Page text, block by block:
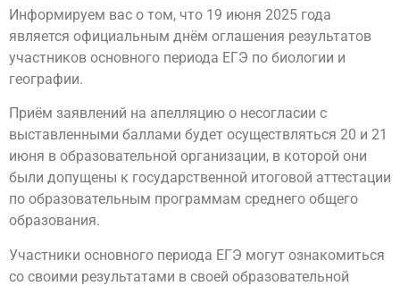
Информируем вас о том, что 19 июня 2025 года
является официальным днём оглашения результатов
участников основного периода ЕГЭ по биологии и
географии.
Приём заявлений на апелляцию о несогласии с
выставленными баллами будет осуществляться 20 и 21
июня в образовательной организации, в которой они
были допущены к государственной итоговой аттестации
по образовательным программам среднего общего
образования.
Участники основного периода ЕГЭ могут ознакомиться
со своими результатами в своей образовательной